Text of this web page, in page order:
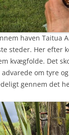
haven Taitua
steder. Her efter
kvægfolde. Det
om tyre
gennem det